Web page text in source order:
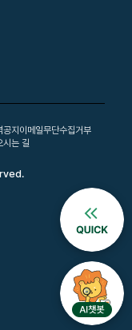
공지이메일무단수집거부
시는 길